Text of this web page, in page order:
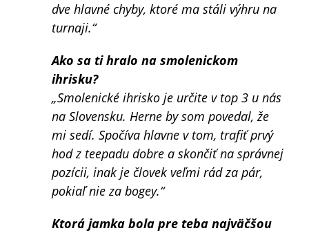
dve hlavné chyby, ktoré ma stáli výhru na
turnaji.“
Ako sa ti hralo na smolenickom
ihrisku?
„Smolenické ihrisko je určite v top 3 u nás
na Slovensku. Herne by som povedal, že
mi sedí. Spočíva hlavne v tom, trafiť prvý
hod z teepadu dobre a skončiť na správnej
pozícii, inak je človek veľmi rád za pár,
pokiaľ nie za bogey.“
Ktorá jamka bola pre teba najväčšou